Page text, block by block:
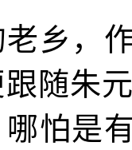
乡，
随朱
怕是